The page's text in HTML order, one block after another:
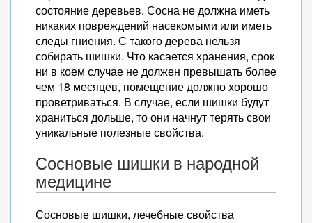
состояние деревьев. Сосна не должна иметь
никаких повреждений насекомыми или иметь
следы гниения. С такого дерева нельзя
собирать шишки. Что касается хранения, срок
ни в коем случае не должен превышать более
чем 18 месяцев, помещение должно хорошо
проветриваться. В случае, если шишки будут
храниться дольше, то они начнут терять свои
уникальные полезные свойства.
Сосновые шишки в народной
медицине
Сосновые шишки, лечебные свойства